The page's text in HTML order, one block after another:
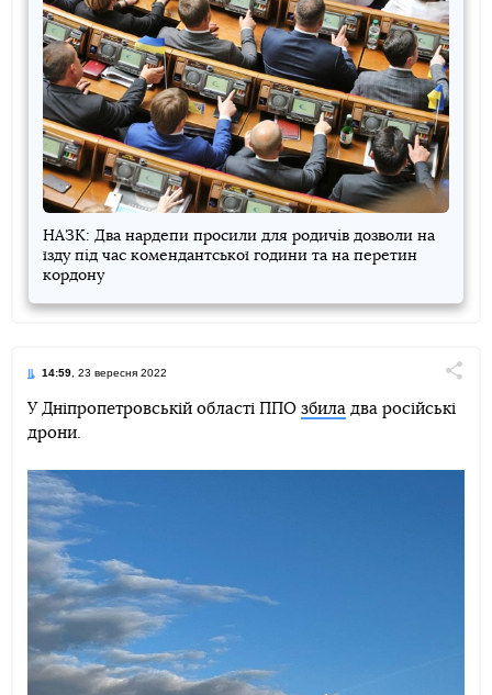
НАЗК: Два нардепи просили для родичів дозволи на
їзду під час комендантської години та на перетин
кордону
14:59 , 23 вересня 2022
У Дніпропетровській області ППО збила два російські
дрони.